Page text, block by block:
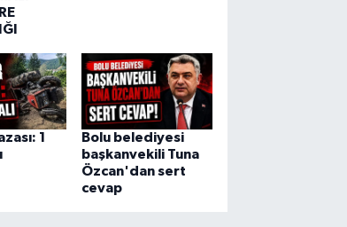
1
Bolu belediyesi
başkanvekili Tuna
Özcan'dan sert
cevap